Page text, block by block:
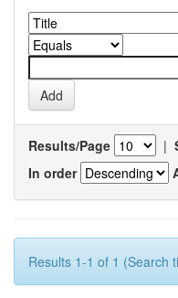
Results/Page |
In order
Results 1-1 of 1 (Search